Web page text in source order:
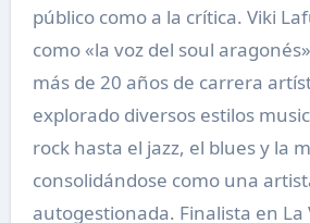
público como a la crítica. Viki
como «la voz del soul
más de 20 años de carrera
explorado diversos estilos
rock hasta el jazz, el blues y la
consolidándose como una
autogestionada. Finalista en La